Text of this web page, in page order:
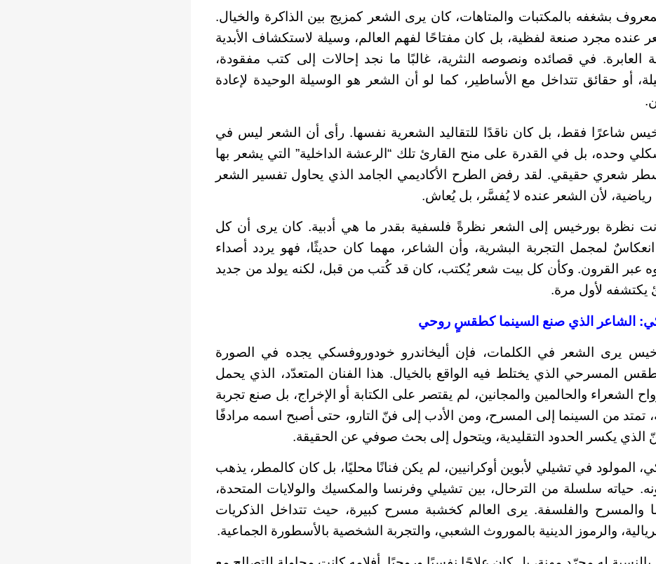
بشغفه بالمكتبات والمتاهات، كان يرى الشعر كمزيج بين الذاكرة والخيال.
عنده مجرد صنعة لفظية، بل كان مفتاحًا لفهم العالم، وسيلة لاستكشاف الأبدية
العابرة. في قصائده ونصوصه النثرية، غالبًا ما نجد إحالات إلى كتب مفقودة،
أو حقائق تتداخل مع الأساطير، كما لو أن الشعر هو الوسيلة الوحيدة لإعادة
شاعرًا فقط، بل كان ناقدًا للتقاليد الشعرية نفسها. رأى أن الشعر ليس في
وحده، بل في القدرة على منح القارئ تلك “الرعشة الداخلية” التي يشعر بها
شعري حقيقي. لقد رفض الطرح الأكاديمي الجامد الذي يحاول تفسير الشعر
رياضية، لأن الشعر عنده لا يُفسَّر، بل يُعاش.
نظرة بورخيس إلى الشعر نظرةً فلسفية بقدر ما هي أدبية. كان يرى أن كل
لمجمل التجربة البشرية، وأن الشاعر، مهما كان حديثًا، فهو يردد أصداء
عبر القرون. وكأن كل بيت شعر يُكتب، كان قد كُتب من قبل، لكنه يولد من جديد
يكتشفه لأول مرة.
الشاعر الذي صنع السينما كطقسٍ روحي
يرى الشعر في الكلمات، فإن أليخاندرو خودوروفسكي يجده في الصورة
المسرحي الذي يختلط فيه الواقع بالخيال. هذا الفنان المتعدّد، الذي يحمل
الشعراء والحالمين والمجانين، لم يقتصر على الكتابة أو الإخراج، بل صنع تجربة
تمتد من السينما إلى المسرح، ومن الأدب إلى فنّ التارو، حتى أصبح اسمه مرادفًا
الذي يكسر الحدود التقليدية، ويتحول إلى بحث صوفي عن الحقيقة.
المولود في تشيلي لأبوين أوكرانيين، لم يكن فنانًا محليًا، بل كان كالمطر، يذهب
حياته سلسلة من الترحال، بين تشيلي وفرنسا والمكسيك والولايات المتحدة،
والمسرح والفلسفة. يرى العالم كخشبة مسرح كبيرة، حيث تتداخل الذكريات
والرموز الدينية بالموروث الشعبي، والتجربة الشخصية بالأسطورة الجماعية.